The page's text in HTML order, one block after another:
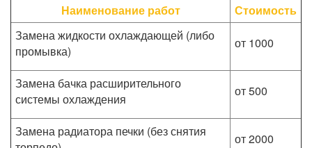
Наименование работ
Стоимость
Замена жидкости охлаждающей (либо
промывка)
от 1000
Замена бачка расширительного
системы охлаждения
от 500
Замена радиатора печки (без снятия
от 2000